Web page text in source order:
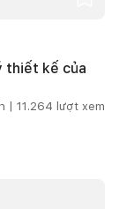
thiết kế của
| 11.264 lượt xem